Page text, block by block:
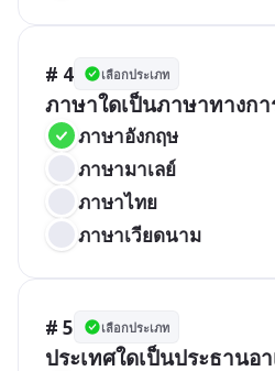
# 4 เลือกประเภท
ภาษาใดเป็นภาษาทางกา
ภาษาอังกฤษ
ภาษามาเลย์
ภาษาไทย
ภาษาเวียดนาม
# 5 เลือกประเภท
ประเทศใดเป็นประธานอ